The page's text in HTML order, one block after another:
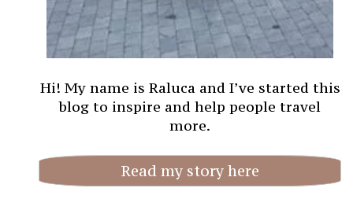
Hi! My name is Raluca and I’ve started this
blog to inspire and help people travel
more.
Read my story here